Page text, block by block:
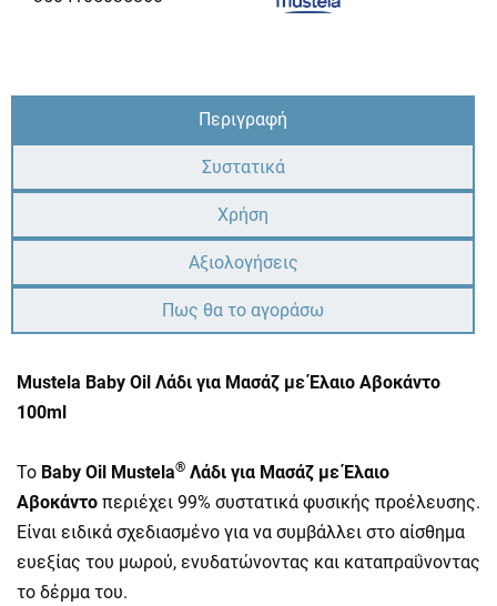
Περιγραφή
Συστατικά
Χρήση
Αξιολογήσεις
Πως θα το αγοράσω
Mustela Baby Oil Λάδι για Μασάζ με Έλαιο Αβοκάντο
100ml
Το Baby Oil Mustela® Λάδι για Μασάζ με Έλαιο
Αβοκάντο περιέχει 99% συστατικά φυσικής προέλευσης.
Είναι ειδικά σχεδιασμένο για να συμβάλλει στο αίσθημα
ευεξίας του μωρού, ενυδατώνοντας και καταπραΰνοντας
το δέρμα του.